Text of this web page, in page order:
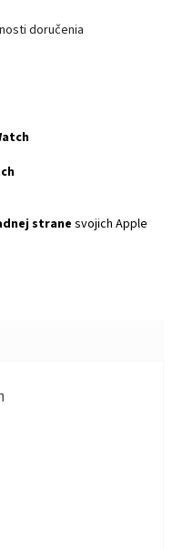
doručenia
strane svojich Apple
5 hviezdičiek.
5 hviezdičiek.